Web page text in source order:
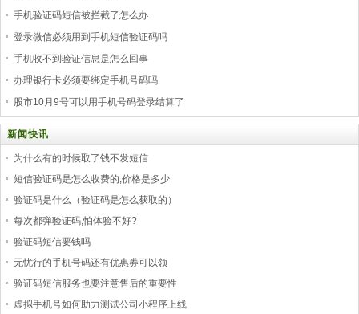
手机验证码短信被拦截了怎么办
登录微信必须用到手机短信验证码吗
手机收不到验证信息是怎么回事
办理银行卡必须要绑定手机号码吗
股市10月9号可以用手机号码登录结算了
新闻快讯
为什么有的时候取了钱不发短信
短信验证码是怎么收费的,价格是多少
验证码是什么（验证码是怎么获取的）
每次都弹验证码,怕体验不好?
验证码短信要钱吗
无忧行的手机号码还有优惠券可以领
验证码短信服务也要注意售后的重要性
虚拟手机号如何助力测试公司小程序上线